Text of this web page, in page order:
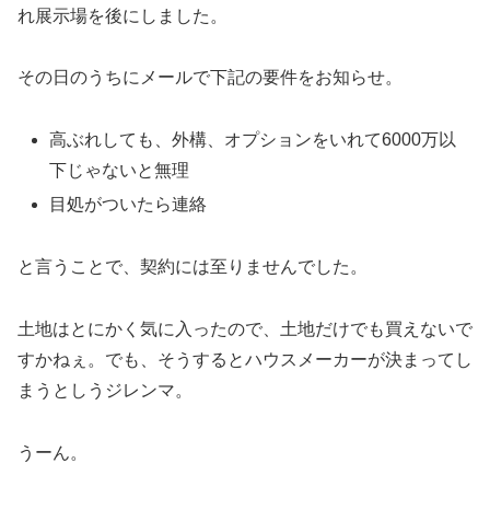
れ展示場を後にしました。
その日のうちにメールで下記の要件をお知らせ。
高ぶれしても、外構、オプションをいれて6000万以
下じゃないと無理
目処がついたら連絡
と言うことで、契約には至りませんでした。
土地はとにかく気に入ったので、土地だけでも買えないで
すかねぇ。でも、そうするとハウスメーカーが決まってし
まうとしうジレンマ。
うーん。